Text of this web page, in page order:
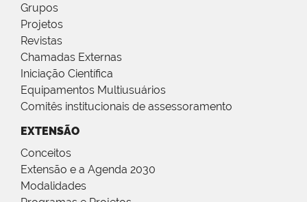
Grupos
Projetos
Revistas
Chamadas Externas
Iniciação Científica
Equipamentos Multiusuários
Comitês institucionais de assessoramento
EXTENSÃO
Conceitos
Extensão e a Agenda 2030
Modalidades